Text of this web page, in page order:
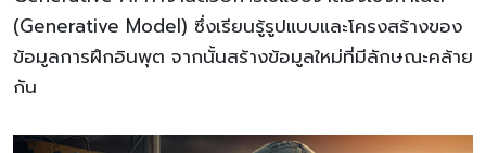
(Generative Model) ซึ่งเรียนรู้รูปแบบและโครงสร้างของ
ข้อมูลการฝึกอินพุต จากนั้นสร้างข้อมูลใหม่ที่มีลักษณะคล้าย
กัน